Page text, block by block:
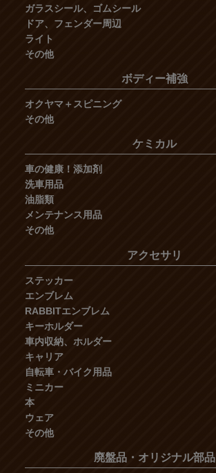
ガラスシール、ゴムシール
ドア、フェンダー周辺
ライト
その他
ボディー補強
オクヤマ＋スピニング
その他
ケミカル
車の健康！添加剤
洗車用品
油脂類
メンテナンス用品
その他
アクセサリ
ステッカー
エンブレム
RABBITエンブレム
キーホルダー
車内収納、ホルダー
キャリア
自転車・バイク用品
ミニカー
本
ウェア
その他
廃盤品・オリジナル部品